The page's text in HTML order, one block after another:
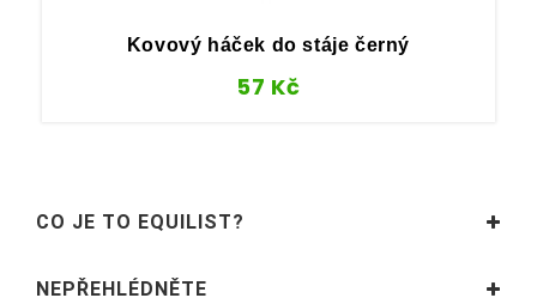
Kovový háček do stáje černý
57 Kč
CO JE TO EQUILIST?
NEPŘEHLÉDNĚTE